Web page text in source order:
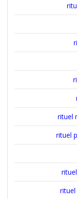
rituel
rituel